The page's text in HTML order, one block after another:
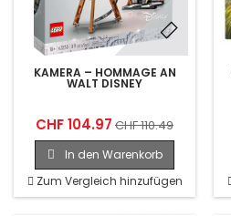
KAMERA – HOMMAGE AN
WALT DISNEY
CHF 104.97 CHF 110.49
In den Warenkorb
Zum Vergleich hinzufügen